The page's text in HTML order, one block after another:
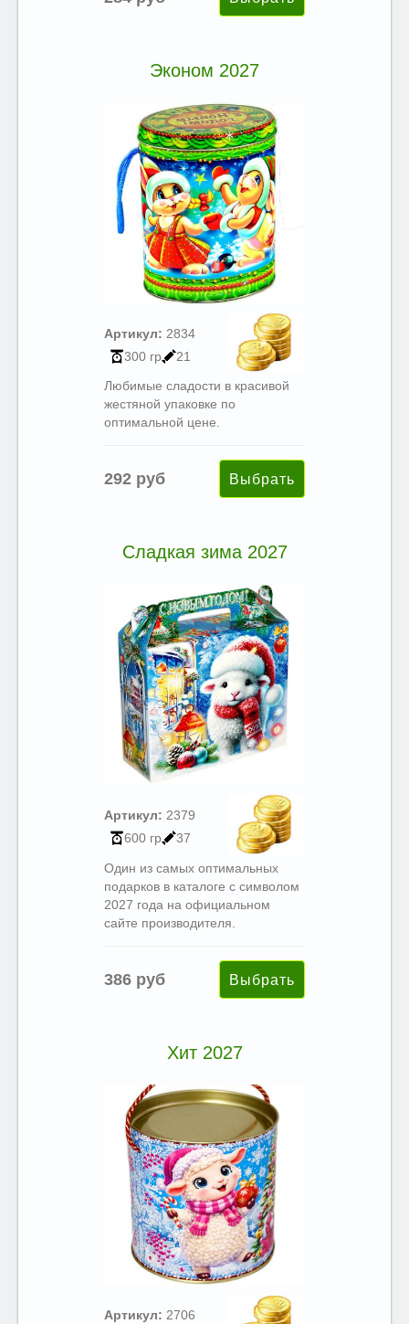
Эконом 2027
Артикул: 2834
300 гр
21
Любимые сладости в красивой
жестяной упаковке по
оптимальной цене.
292 руб
Сладкая зима 2027
Артикул: 2379
600 гр
37
Один из самых оптимальных
подарков в каталоге с символом
2027 года на официальном
сайте производителя.
386 руб
Хит 2027
Артикул: 2706